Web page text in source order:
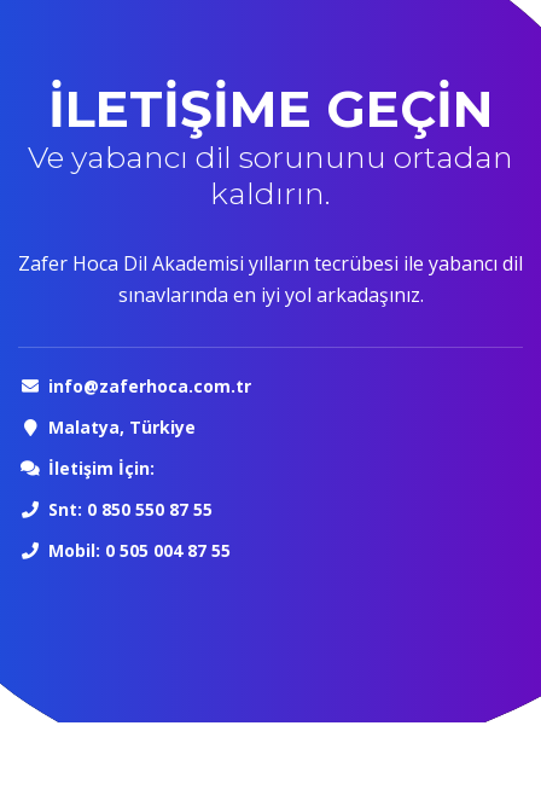
İLETİŞİME GEÇİN
Ve yabancı dil sorununu ortadan
kaldırın.
Zafer Hoca Dil Akademisi yılların tecrübesi ile yabancı dil
sınavlarında en iyi yol arkadaşınız.
info@zaferhoca.com.tr
Malatya, Türkiye
İletişim İçin:
Snt: 0 850 550 87 55
Mobil: 0 505 004 87 55